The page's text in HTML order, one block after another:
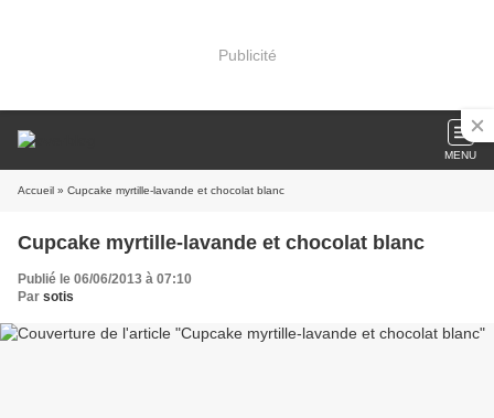
Publicité
MENU
Accueil » Cupcake myrtille-lavande et chocolat blanc
Cupcake myrtille-lavande et chocolat blanc
Publié le 06/06/2013 à 07:10
Par sotis